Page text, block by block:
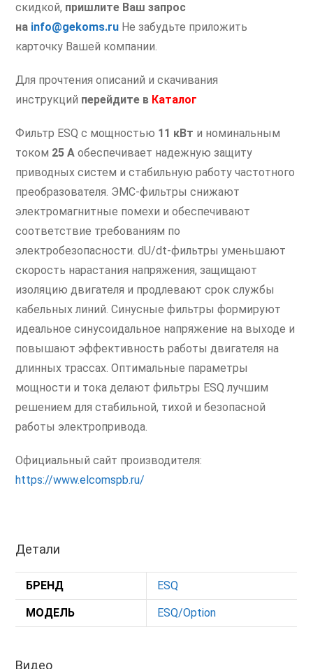
скидкой, пришлите Ваш запрос
на info@gekoms.ru Не забудьте приложить
карточку Вашей компании.
Для прочтения описаний и скачивания
инструкций перейдите в Каталог
Фильтр ESQ с мощностью 11 кВт и номинальным
током 25 А обеспечивает надежную защиту
приводных систем и стабильную работу частотного
преобразователя. ЭМС-фильтры снижают
электромагнитные помехи и обеспечивают
соответствие требованиям по
электробезопасности. dU/dt-фильтры уменьшают
скорость нарастания напряжения, защищают
изоляцию двигателя и продлевают срок службы
кабельных линий. Синусные фильтры формируют
идеальное синусоидальное напряжение на выходе и
повышают эффективность работы двигателя на
длинных трассах. Оптимальные параметры
мощности и тока делают фильтры ESQ лучшим
решением для стабильной, тихой и безопасной
работы электропривода.
Официальный сайт производителя:
https://www.elcomspb.ru/
Детали
БРЕНД ESQ
МОДЕЛЬ ESQ/Option
Видео